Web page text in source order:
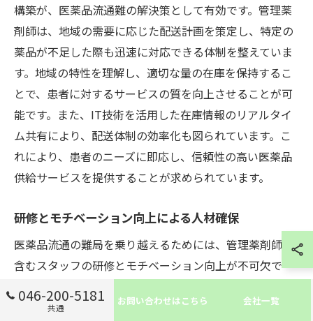
構築が、医薬品流通難の解決策として有効です。管理薬
剤師は、地域の需要に応じた配送計画を策定し、特定の
薬品が不足した際も迅速に対応できる体制を整えていま
す。地域の特性を理解し、適切な量の在庫を保持するこ
とで、患者に対するサービスの質を向上させることが可
能です。また、IT技術を活用した在庫情報のリアルタイ
ム共有により、配送体制の効率化も図られています。こ
れにより、患者のニーズに即応し、信頼性の高い医薬品
供給サービスを提供することが求められています。
研修とモチベーション向上による人材確保
医薬品流通の難局を乗り越えるためには、管理薬剤師を
含むスタッフの研修とモチベーション向上が不可欠で
の能力を高めることが重要です。具体的には、最新の流
046-200-5181
共通
お問い合わせはこちら 会社一覧